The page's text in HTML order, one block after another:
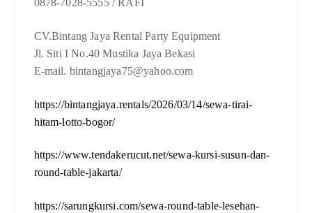
CV.Bintang Jaya Rental Party Equipment
Jl. Siti I No.40 Mustika Jaya Bekasi
E-mail. bintangjaya75@yahoo.com
https://bintangjaya.rentals/2026/03/14/sewa-tirai-
hitam-lotto-bogor/
https://www.tendakerucut.net/sewa-kursi-susun-dan-
round-table-jakarta/
https://sarungkursi.com/sewa-round-table-lesehan-